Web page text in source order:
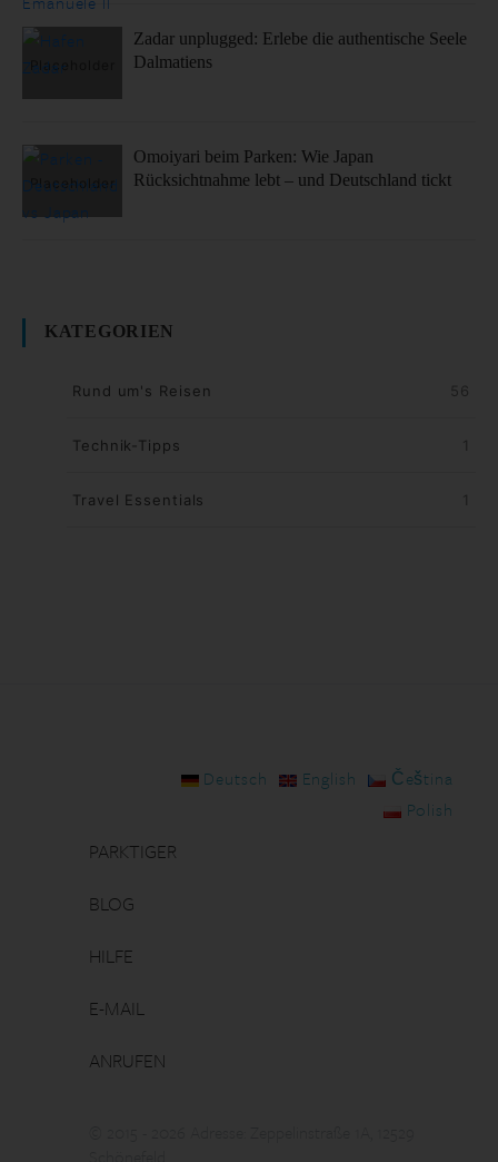
Zadar unplugged: Erlebe die authentische Seele
Dalmatiens
Omoiyari beim Parken: Wie Japan
Rücksichtnahme lebt – und Deutschland tickt
KATEGORIEN
Rund um's Reisen 56
Technik-Tipps 1
Travel Essentials 1
Deutsch English
Čeština
Polish
PARKTIGER
BLOG
HILFE
E-MAIL
ANRUFEN